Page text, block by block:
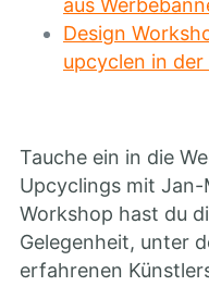
aus
Design
upcyclen in der
Tauche ein in die
Upcyclings mit Jan-
Workshop hast du
Gelegenheit, unter
erfahrenen